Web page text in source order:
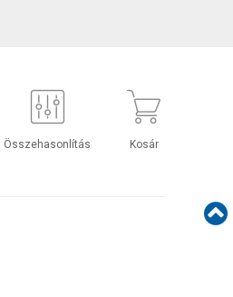
Összehasonlítás Kosár